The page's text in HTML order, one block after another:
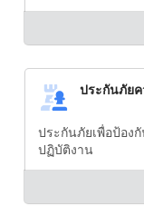
ประกันภัย
ประกันภัยเพื่อป้อง
ปฏิบัติงาน